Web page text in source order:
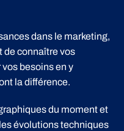
dans le marketing,
de connaître vos
besoins en y
la différence.
du moment et
évolutions techniques